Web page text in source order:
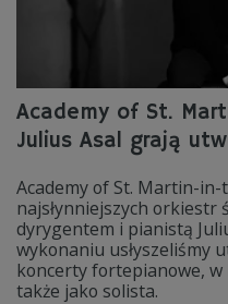
Academy of St.
Julius Asal grają
Academy of St. Martin-in-
najsłynniejszych orkiestr
dyrygentem i pianistą
wykonaniu usłyszeliśmy
koncerty fortepianowe,
także jako solista.